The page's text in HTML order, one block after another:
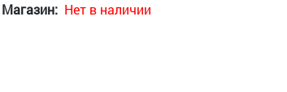
Магазин: Нет в наличии